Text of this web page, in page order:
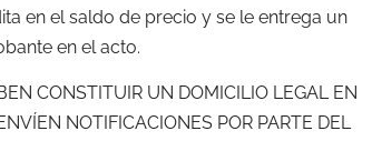
en el saldo de precio y se le entrega un
en el acto.
CONSTITUIR UN DOMICILIO LEGAL EN
NOTIFICACIONES POR PARTE DEL